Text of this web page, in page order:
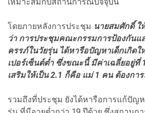
โดยภายหลังการประชุม นายสมศักดิ์
ว่า การประชุมคณะกรรมการป้องกันแ
ครรภ์ในวัยรุ่น ได้หารือปัญหาเด็กเกิด
เปอร์เซ็นต์ต่ำ ซึ่งขณะนี้ มีค่าเฉลี่ยอยู่ที่
เสริมให้เป็น 2.1 ก็คือ แม่ 1 คน ต้องกา
รวมถึงที่ประชุม ยังได้หารือการแก้ปัญ